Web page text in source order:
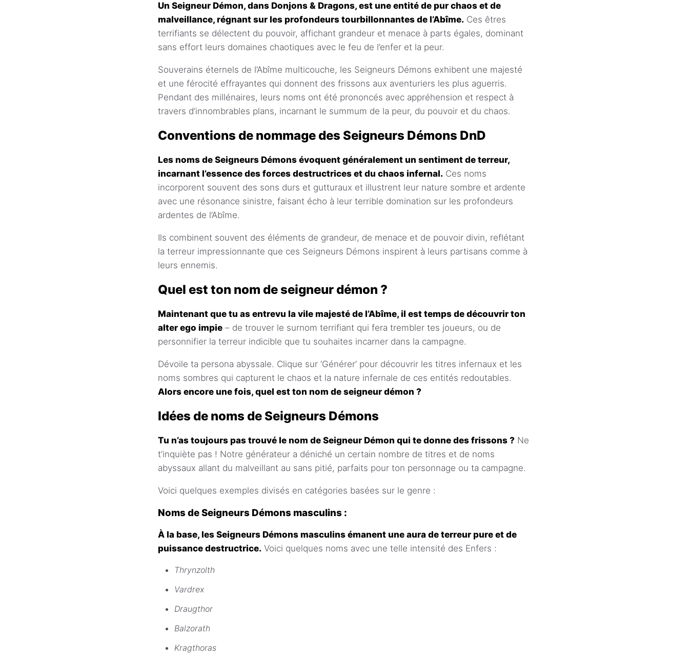
Un Seigneur Démon, dans Donjons & Dragons, est une entité de pur chaos et de
malveillance, régnant sur les profondeurs tourbillonnantes de l’Abîme. Ces êtres
terrifiants se délectent du pouvoir, affichant grandeur et menace à parts égales, dominant
sans effort leurs domaines chaotiques avec le feu de l’enfer et la peur.
Souverains éternels de l’Abîme multicouche, les Seigneurs Démons exhibent une majesté
et une férocité effrayantes qui donnent des frissons aux aventuriers les plus aguerris.
Pendant des millénaires, leurs noms ont été prononcés avec appréhension et respect à
travers d’innombrables plans, incarnant le summum de la peur, du pouvoir et du chaos.
Conventions de nommage des Seigneurs Démons DnD
Les noms de Seigneurs Démons évoquent généralement un sentiment de terreur,
incarnant l’essence des forces destructrices et du chaos infernal. Ces noms
incorporent souvent des sons durs et gutturaux et illustrent leur nature sombre et ardente
avec une résonance sinistre, faisant écho à leur terrible domination sur les profondeurs
ardentes de l’Abîme.
Ils combinent souvent des éléments de grandeur, de menace et de pouvoir divin, reflétant
la terreur impressionnante que ces Seigneurs Démons inspirent à leurs partisans comme à
leurs ennemis.
Quel est ton nom de seigneur démon ?
Maintenant que tu as entrevu la vile majesté de l’Abîme, il est temps de découvrir ton
alter ego impie – de trouver le surnom terrifiant qui fera trembler tes joueurs, ou de
personnifier la terreur indicible que tu souhaites incarner dans la campagne.
Dévoile ta persona abyssale. Clique sur ‘Générer’ pour découvrir les titres infernaux et les
noms sombres qui capturent le chaos et la nature infernale de ces entités redoutables.
Alors encore une fois, quel est ton nom de seigneur démon ?
Idées de noms de Seigneurs Démons
Tu n’as toujours pas trouvé le nom de Seigneur Démon qui te donne des frissons ? Ne
t’inquiète pas ! Notre générateur a déniché un certain nombre de titres et de noms
abyssaux allant du malveillant au sans pitié, parfaits pour ton personnage ou ta campagne.
Voici quelques exemples divisés en catégories basées sur le genre :
Noms de Seigneurs Démons masculins :
À la base, les Seigneurs Démons masculins émanent une aura de terreur pure et de
puissance destructrice. Voici quelques noms avec une telle intensité des Enfers :
Thrynzolth
Vardrex
Draugthor
Balzorath
Kragthoras